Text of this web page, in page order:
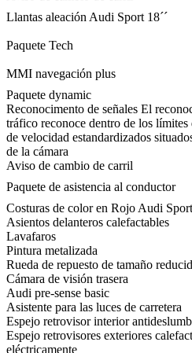
Llantas aleación Audi Sport 18´´
Paquete Tech
MMI navegación plus
Paquete dynamic
Reconocimento de señales El
tráfico reconoce dentro de los límites
de velocidad estandardizados
de la cámara
Aviso de cambio de carril
Paquete de asistencia al conductor
Costuras de color en Rojo Audi Sport
Asientos delanteros calefactables
Lavafaros
Pintura metalizada
Rueda de repuesto de tamaño
Cámara de visión trasera
Audi pre-sense basic
Asistente para las luces de carretera
Espejo retrovisor interior
Espejo retrovisores exteriores
eléctricamente